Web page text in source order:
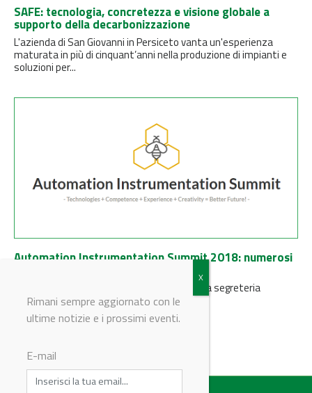
SAFE: tecnologia, concretezza e visione globale a
supporto della decarbonizzazione
L'azienda di San Giovanni in Persiceto vanta un'esperienza
maturata in più di cinquant’anni nella produzione di impianti e
soluzioni per...
Automation Instrumentation Summit 2018: numerosi
Sono già numerosi gli abstract pervenuti alla segreteria
scientifica dell'evento
Rimani sempre aggiornato con le
ultime notizie e i prossimi eventi.
E-mail